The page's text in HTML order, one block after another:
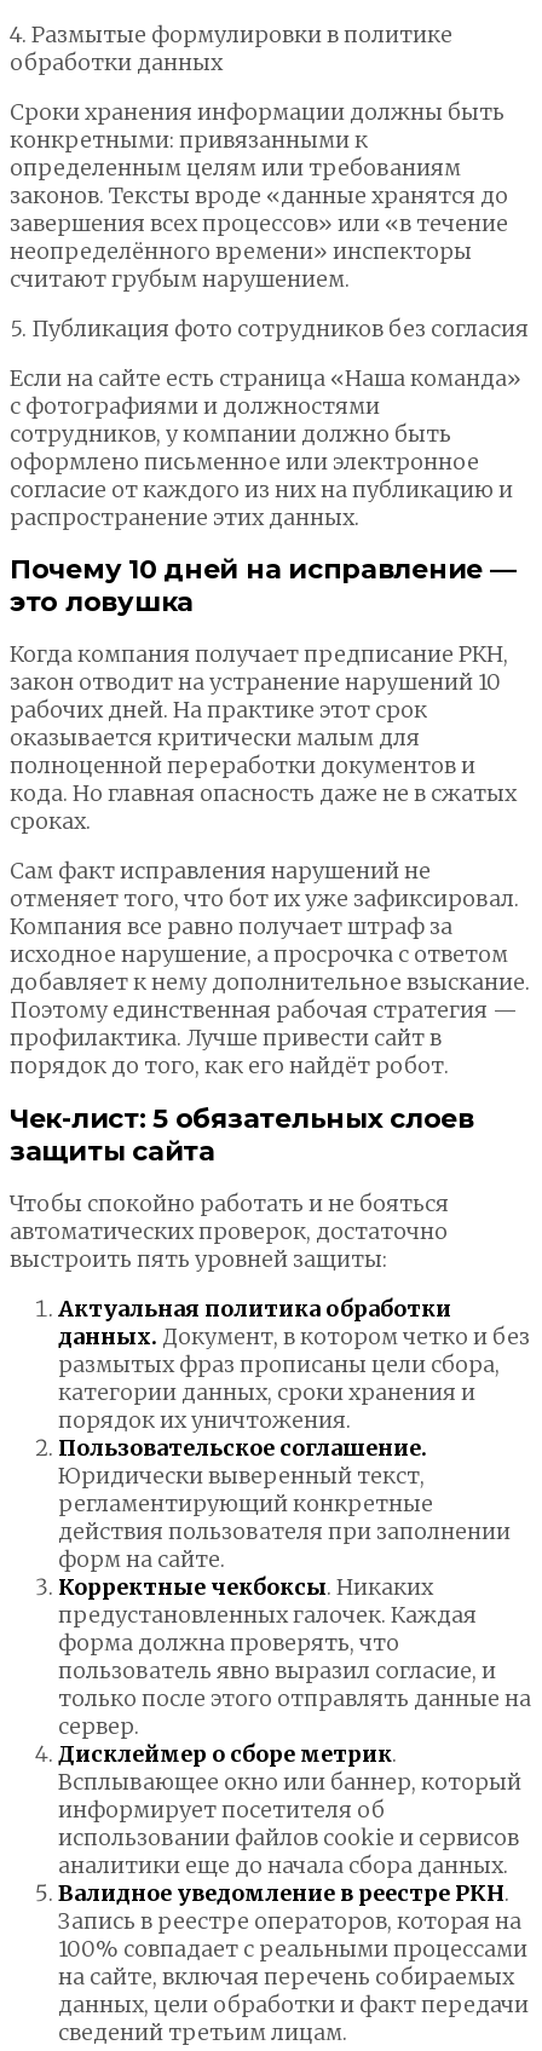
4. Размытые формулировки в политике
обработки данных
Сроки хранения информации должны быть
конкретными: привязанными к
определенным целям или требованиям
законов. Тексты вроде «данные хранятся до
завершения всех процессов» или «в течение
неопределённого времени» инспекторы
считают грубым нарушением.
5. Публикация фото сотрудников без согласия
Если на сайте есть страница «Наша команда»
с фотографиями и должностями
сотрудников, у компании должно быть
оформлено письменное или электронное
согласие от каждого из них на публикацию и
распространение этих данных.
Почему 10 дней на исправление —
это ловушка
Когда компания получает предписание РКН,
закон отводит на устранение нарушений 10
рабочих дней. На практике этот срок
оказывается критически малым для
полноценной переработки документов и
кода. Но главная опасность даже не в сжатых
сроках.
Сам факт исправления нарушений не
отменяет того, что бот их уже зафиксировал.
Компания все равно получает штраф за
исходное нарушение, а просрочка с ответом
добавляет к нему дополнительное взыскание.
Поэтому единственная рабочая стратегия —
профилактика. Лучше привести сайт в
порядок до того, как его найдёт робот.
Чек-лист: 5 обязательных слоев
защиты сайта
Чтобы спокойно работать и не бояться
автоматических проверок, достаточно
выстроить пять уровней защиты:
Актуальная политика обработки
данных. Документ, в котором четко и без
размытых фраз прописаны цели сбора,
категории данных, сроки хранения и
порядок их уничтожения.
Пользовательское соглашение.
Юридически выверенный текст,
регламентирующий конкретные
действия пользователя при заполнении
форм на сайте.
Корректные чекбоксы. Никаких
предустановленных галочек. Каждая
форма должна проверять, что
пользователь явно выразил согласие, и
только после этого отправлять данные на
сервер.
Дисклеймер о сборе метрик.
Всплывающее окно или баннер, который
информирует посетителя об
использовании файлов cookie и сервисов
аналитики еще до начала сбора данных.
Валидное уведомление в реестре РКН.
Запись в реестре операторов, которая на
100% совпадает с реальными процессами
на сайте, включая перечень собираемых
данных, цели обработки и факт передачи
сведений третьим лицам.